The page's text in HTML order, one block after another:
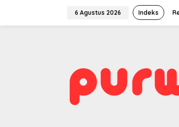
konten
6 Agustus 2026 Indeks